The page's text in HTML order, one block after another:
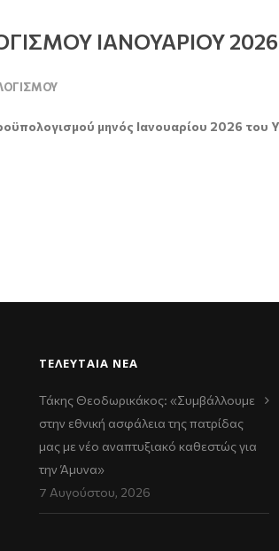
ΙΑΝΟΥΑΡΙΟΥ 2026
μηνός Ιανουαρίου 2026 του
ΤΕΛΕΥΤΑΊΑ ΝΈΑ
Τάκης Θεοδωρικάκος: «Συμβάλλουμε
στην εθνική ασφάλεια της πατρίδας
μας με νέο αναπτυξιακό καθεστώς για
την Άμυνα»
7 Αυγούστου, 2026